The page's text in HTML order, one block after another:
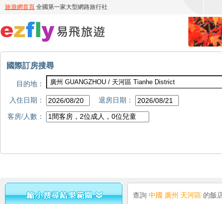
國際訂房搜尋
目的地：
入住日期：
退房日期：
客房/人數：
查詢 中國 廣州 天河區 的飯